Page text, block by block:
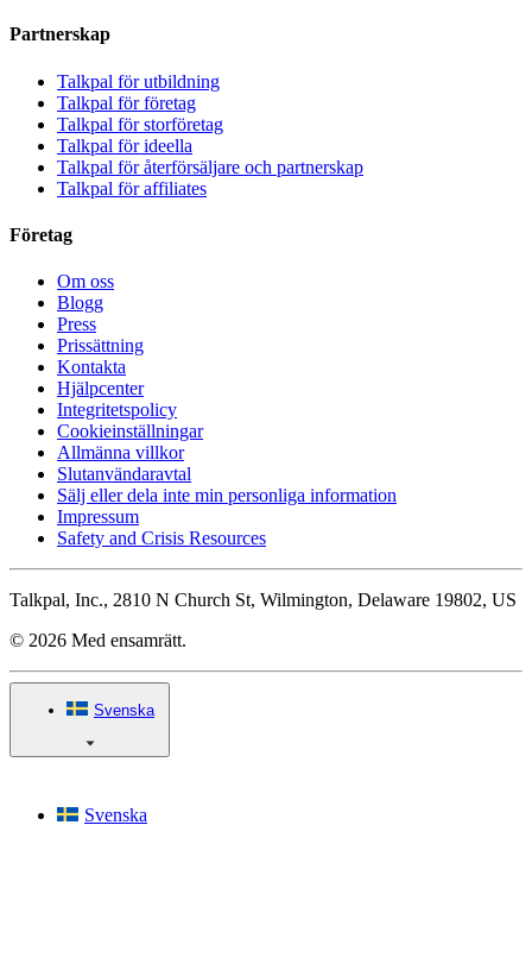
Partnerskap
Talkpal för utbildning
Talkpal för företag
Talkpal för storföretag
Talkpal för ideella
Talkpal för återförsäljare och partnerskap
Talkpal för affiliates
Företag
Om oss
Blogg
Press
Prissättning
Kontakta
Hjälpcenter
Integritetspolicy
Cookieinställningar
Allmänna villkor
Slutanvändaravtal
Sälj eller dela inte min personliga information
Impressum
Safety and Crisis Resources
Talkpal, Inc., 2810 N Church St, Wilmington, Delaware 19802, US
© 2026 Med ensamrätt.
Svenska
Svenska